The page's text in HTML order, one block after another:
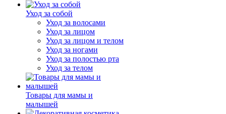
Уход за собой
Уход за волосами
Уход за лицом
Уход за лицом и телом
Уход за ногами
Уход за полостью рта
Уход за телом
Товары для мамы и
малышей